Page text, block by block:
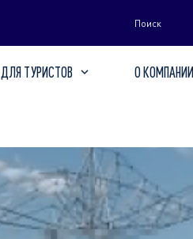
Поиск
ДЛЯ ТУРИСТОВ О КОМПАНИИ